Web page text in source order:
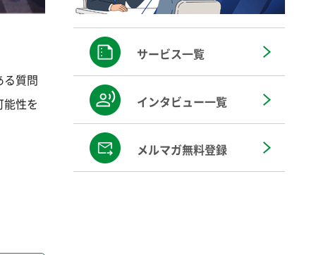
質問
性を
サービス一覧
インタビュー一覧
メルマガ無料登録